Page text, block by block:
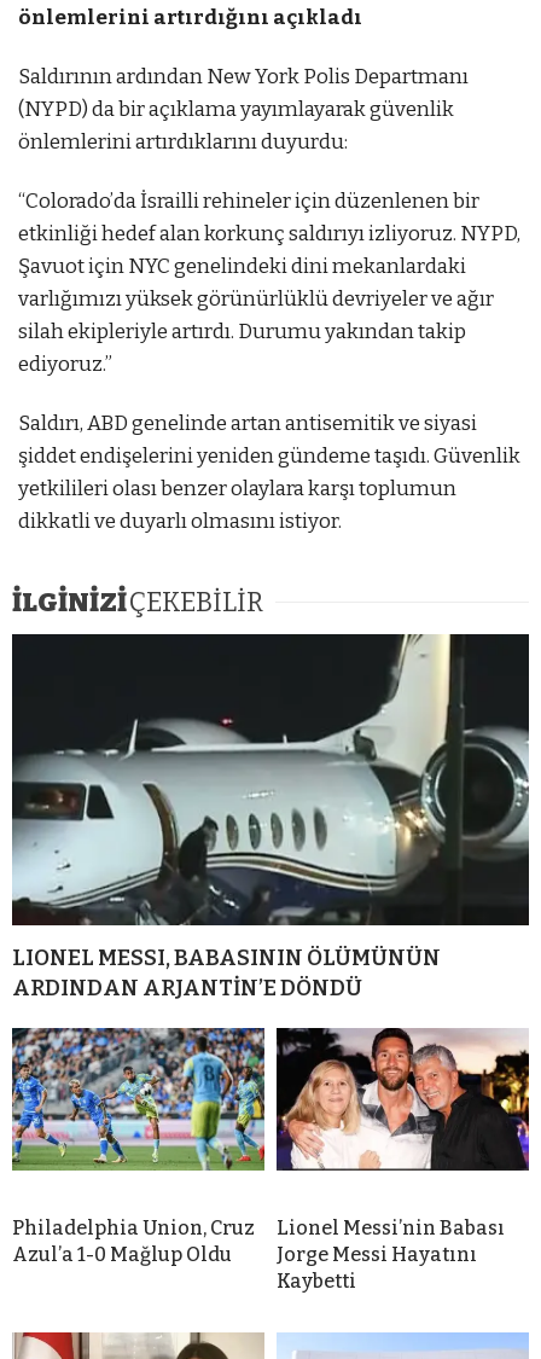
önlemlerini artırdığını açıkladı
Saldırının ardından New York Polis Departmanı
(NYPD) da bir açıklama yayımlayarak güvenlik
önlemlerini artırdıklarını duyurdu:
“Colorado’da İsrailli rehineler için düzenlenen bir
etkinliği hedef alan korkunç saldırıyı izliyoruz. NYPD,
Şavuot için NYC genelindeki dini mekanlardaki
varlığımızı yüksek görünürlüklü devriyeler ve ağır
silah ekipleriyle artırdı. Durumu yakından takip
ediyoruz.”
Saldırı, ABD genelinde artan antisemitik ve siyasi
şiddet endişelerini yeniden gündeme taşıdı. Güvenlik
yetkilileri olası benzer olaylara karşı toplumun
dikkatli ve duyarlı olmasını istiyor.
İLGİNİZİÇEKEBİLİR
LIONEL MESSI, BABASININ ÖLÜMÜNÜN
ARDINDAN ARJANTİN’E DÖNDÜ
Philadelphia Union, Cruz
Azul’a 1-0 Mağlup Oldu
Lionel Messi’nin Babası
Jorge Messi Hayatını
Kaybetti